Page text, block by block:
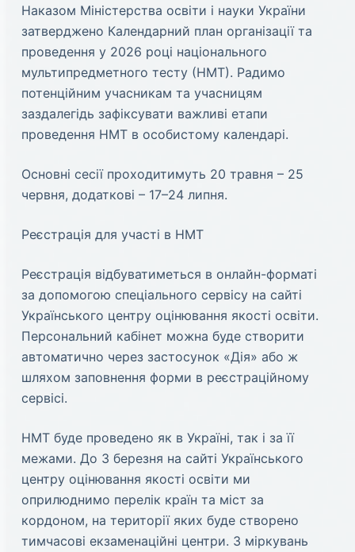
Наказом Міністерства освіти і науки України
затверджено Календарний план організації та
проведення у 2026 році національного
мультипредметного тесту (НМТ). Радимо
потенційним учасникам та учасницям
заздалегідь зафіксувати важливі етапи
проведення НМТ в особистому календарі.
Основні сесії проходитимуть 20 травня – 25
червня, додаткові – 17–24 липня.
Реєстрація для участі в НМТ
Реєстрація відбуватиметься в онлайн-форматі
за допомогою спеціального сервісу на сайті
Українського центру оцінювання якості освіти.
Персональний кабінет можна буде створити
автоматично через застосунок «Дія» або ж
шляхом заповнення форми в реєстраційному
сервісі.
НМТ буде проведено як в Україні, так і за її
межами. До 3 березня на сайті Українського
центру оцінювання якості освіти ми
оприлюднимо перелік країн та міст за
кордоном, на території яких буде створено
тимчасові екзаменаційні центри. З міркувань